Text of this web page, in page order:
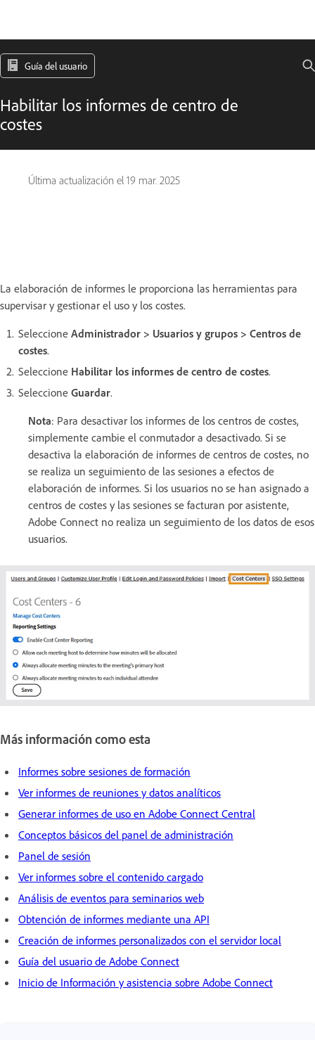
Guía del usuario
Habilitar los informes de centro de
costes
Última actualización el 19 mar. 2025
La elaboración de informes le proporciona las herramientas para
supervisar y gestionar el uso y los costes.
Seleccione Administrador > Usuarios y grupos > Centros de
costes.
Seleccione Habilitar los informes de centro de costes.
Seleccione Guardar.
Nota: Para desactivar los informes de los centros de costes,
simplemente cambie el conmutador a desactivado. Si se
desactiva la elaboración de informes de centros de costes, no
se realiza un seguimiento de las sesiones a efectos de
elaboración de informes. Si los usuarios no se han asignado a
centros de costes y las sesiones se facturan por asistente,
Adobe Connect no realiza un seguimiento de los datos de esos
usuarios.
Más información como esta
Informes sobre sesiones de formación
Ver informes de reuniones y datos analíticos
Generar informes de uso en Adobe Connect Central
Conceptos básicos del panel de administración
Panel de sesión
Ver informes sobre el contenido cargado
Análisis de eventos para seminarios web
Obtención de informes mediante una API
Creación de informes personalizados con el servidor local
Guía del usuario de Adobe Connect
Inicio de Información y asistencia sobre Adobe Connect